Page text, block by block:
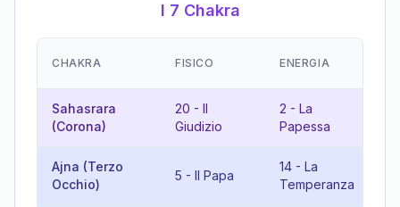
I 7 Chakra
CHAKRA FISICO ENERGIA
Sahasrara
(Corona)
20 - Il
Giudizio
2 - La
Papessa
Ajna (Terzo
Occhio)
5 - Il Papa
14 - La
Temperanza